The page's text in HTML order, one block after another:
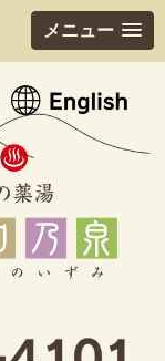
メニュー